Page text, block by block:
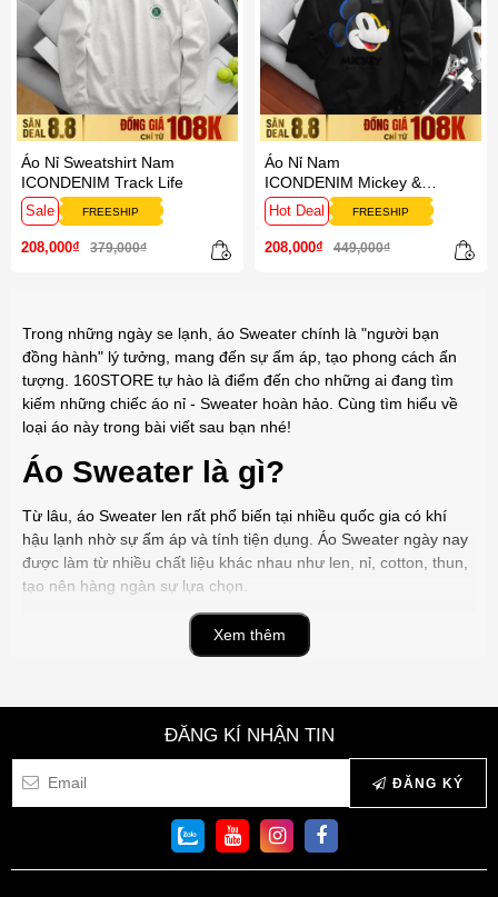
Áo Nỉ Sweatshirt Nam
ICONDENIM Track Life
Sale FREESHIP
208,000₫ 379,000₫
Áo Nỉ Nam
ICONDENIM Mickey &
Friends Bring The Bold Form
Regular
Hot Deal FREESHIP
208,000₫ 449,000₫
Trong những ngày se lạnh, áo Sweater chính là "người bạn
đồng hành" lý tưởng, mang đến sự ấm áp, tạo phong cách ấn
tượng. 160STORE tự hào là điểm đến cho những ai đang tìm
kiếm những chiếc áo nỉ - Sweater hoàn hảo. Cùng tìm hiểu về
loại áo này trong bài viết sau bạn nhé!
Áo Sweater là gì?
Từ lâu, áo Sweater len rất phổ biến tại nhiều quốc gia có khí
hậu lạnh nhờ sự ấm áp và tính tiện dụng. Áo Sweater ngày nay
được làm từ nhiều chất liệu khác nhau như len, nỉ, cotton, thun,
tạo nên hàng ngàn sự lựa chọn.
Đặc trưng của áo Sweater là thiết kế chui đầu, dài tay, không có
mũ, bo thun ở cổ tay, cổ áo và gấu áo. Đặc điểm không mũ này
Xem thêm
ĐĂNG KÍ NHẬN TIN
ĐĂNG KÝ